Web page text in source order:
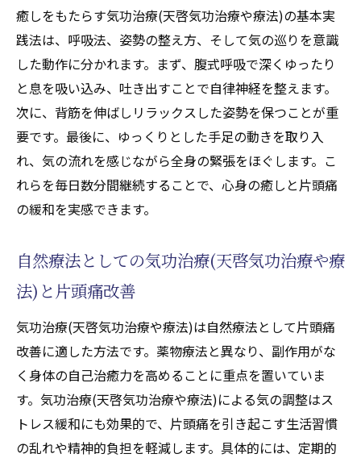
ニー覚醒と治癒力向上の関係
気功治療(天啓気功治療や療法)による自律神
経バランスの調整法
健康維持に役立つ気功治療(天啓気功治療や
療法)の具体的な効能
片頭痛に悩む方へ気功治療(天啓気功治療や療
法)による寛解アプローチ
気功治療(天啓気功治療や療法)を用いた片頭
痛寛解までの流れ
の実践ポイント解説
気功治療(天啓気功治療や療法)と天啓気功治
療や療法で活性化するクンダリニーで症状
緩和を促進
気功治療(天啓気功治療や療法)がもたらす持
続的な癒しと安定感
ストレス緩和に役立つ気功治療(天啓気功治
療や療法)の工夫
癒しをもたらす気功治療(天啓気功治療や療法)の基本実
践法は、呼吸法、姿勢の整え方、そして気の巡りを意識
した動作に分かれます。まず、腹式呼吸で深くゆったり
と息を吸い込み、吐き出すことで自律神経を整えます。
次に、背筋を伸ばしリラックスした姿勢を保つことが重
要です。最後に、ゆっくりとした手足の動きを取り入
れ、気の流れを感じながら全身の緊張をほぐします。こ
れらを毎日数分間継続することで、心身の癒しと片頭痛
の緩和を実感できます。
自然療法としての気功治療(天啓気功治療や療
法)と片頭痛改善
気功治療(天啓気功治療や療法)は自然療法として片頭痛
改善に適した方法です。薬物療法と異なり、副作用がな
く身体の自己治癒力を高めることに重点を置いていま
す。気功治療(天啓気功治療や療法)による気の調整はス
トレス緩和にも効果的で、片頭痛を引き起こす生活習慣
の乱れや精神的負担を軽減します。具体的には、定期的